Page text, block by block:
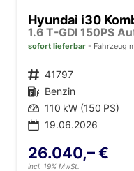
Hyundai i30
sofort lieferbar Fahrzeug
Fahrzeugnr. 41797
Kraftstoff Benzin
Leistung 110 kW (150 PS)
19.06.2026
26.040,– €
incl. 19% MwSt.